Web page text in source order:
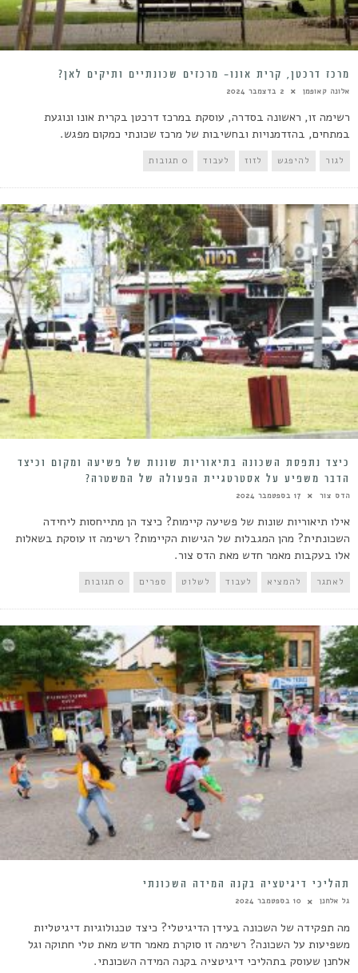
מרכז דרכטן, קרית אונו- מרכזים שכונתיים ותיקים לאן?
אלונה קאופמן 2 בדצמבר 2024
רשימה זו, ראשונה בסדרה, עוסקת במרכז דרכטן בקרית אונו ונוגעת
במתחים, בהזדמנויות ובחשיבות של מרכז שכונתי כמקום מפגש.
לגור להיפגש לזוז לעבוד 0 תגובות
כיצד נתפסת השכונה בתיאוריות שונות של פשיעה ומקום וכיצד
הדבר משפיע על אסטרטגיית הפעולה של המשטרה?
הדס צור 17 בספטמבר 2024
אילו תיאוריות שונות של פשיעה קיימות? כיצד הן מתייחסות ליחידה
השכונתית? מהן המגבלות של הגישות הקיימות? רשימה זו עוסקת בשאלות
אלו בעקבות מאמר חדש מאת הדס צור.
לאתגר להמציא לעבוד לשלוט ספרים 0 תגובות
תהליכי דיגיטציה בקנה המידה השכונתי
גל אלחנן 10 בספטמבר 2024
מה תפקידה של השכונה בעידן הדיגיטלי? כיצד טכנולוגיות דיגיטליות
משפיעות על השכונה? רשימה זו סוקרת מאמר חדש מאת טלי חתוקה וגל
אלחנן שעוסק בתהליכי דיגיטציה בקנה המידה השכונתי.